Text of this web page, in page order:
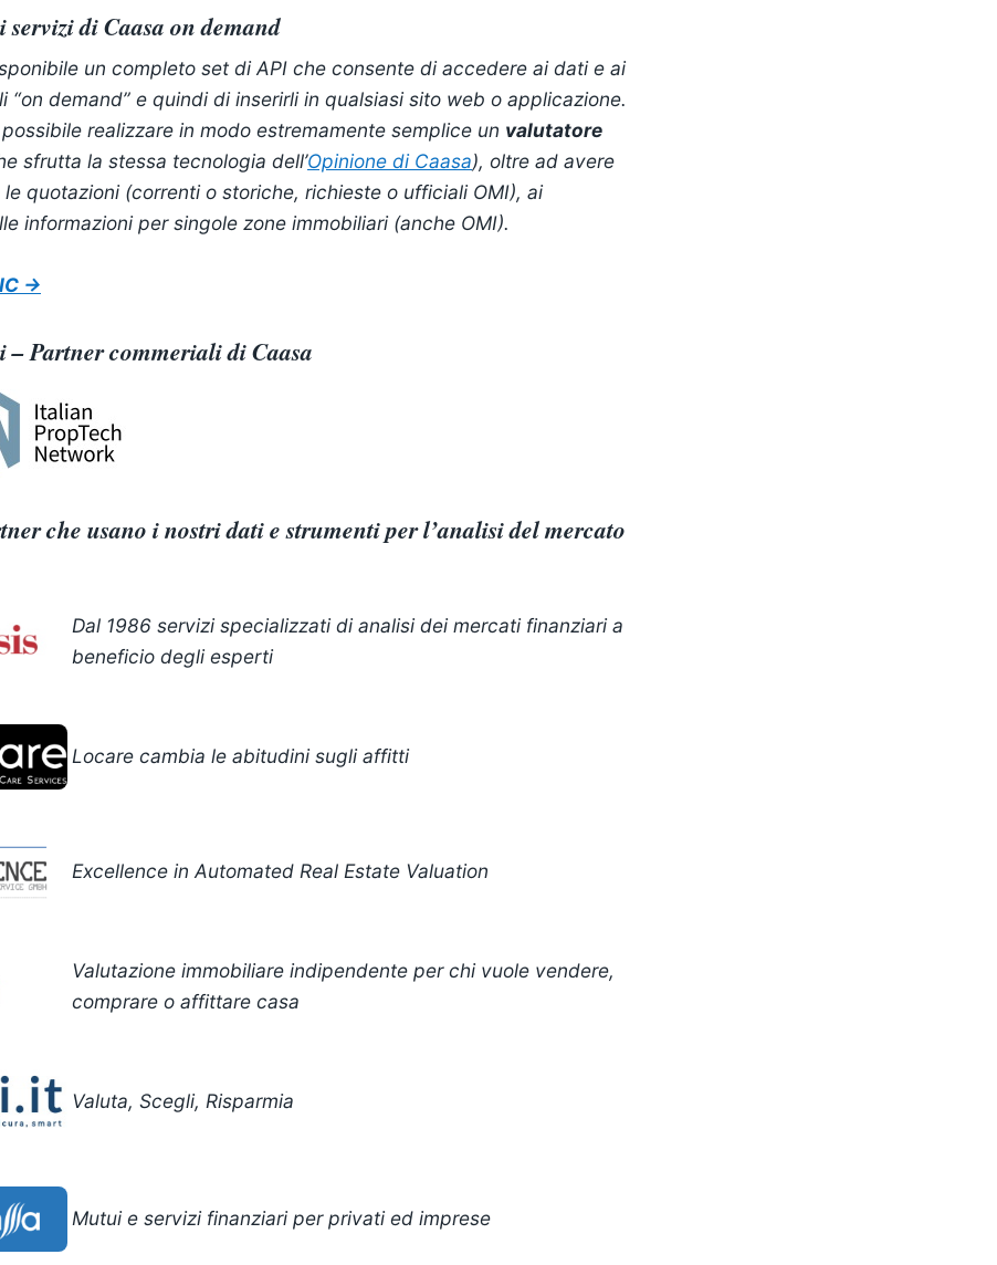
di Caasa on demand
un completo set di API che consente di accedere ai dati e ai
“on demand” e quindi di inserirli in qualsiasi sito web o applicazione.
realizzare in modo estremamente semplice un valutatore
sfrutta la stessa tecnologia dell’Opinione di Caasa), oltre ad avere
quotazioni (correnti o storiche, richieste o ufficiali OMI), ai
informazioni per singole zone immobiliari (anche OMI).
→
– Partner commeriali di Caasa
che usano i nostri dati e strumenti per l’analisi del mercato
Dal 1986 servizi specializzati di analisi dei mercati finanziari a
beneficio degli esperti
Locare cambia le abitudini sugli affitti
Excellence in Automated Real Estate Valuation
Valutazione immobiliare indipendente per chi vuole vendere,
comprare o affittare casa
Valuta, Scegli, Risparmia
Mutui e servizi finanziari per privati ed imprese